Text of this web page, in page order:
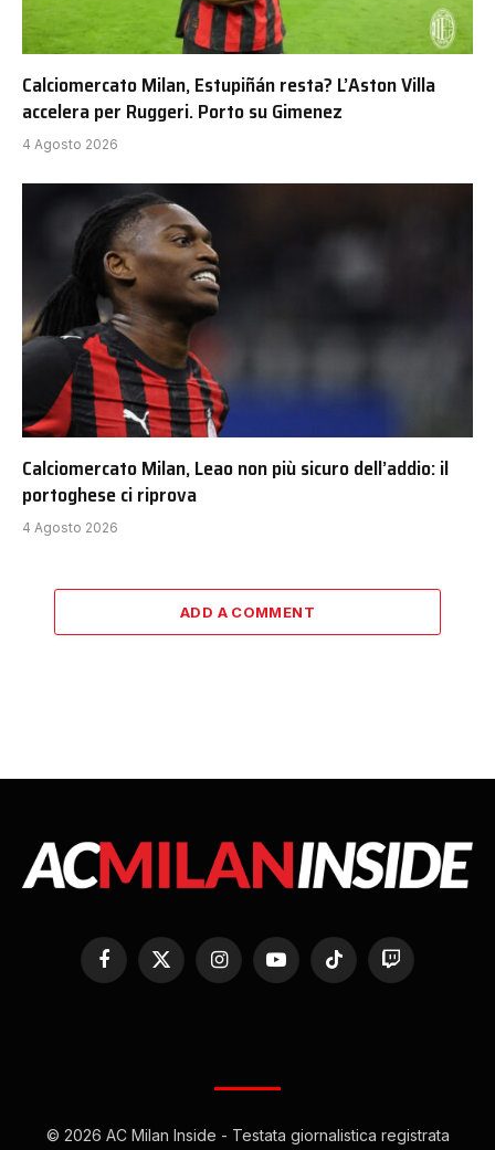
Calciomercato Milan, Estupiñán resta? L’Aston Villa
accelera per Ruggeri. Porto su Gimenez
4 Agosto 2026
Calciomercato Milan, Leao non più sicuro dell’addio: il
portoghese ci riprova
4 Agosto 2026
ADD A COMMENT
Facebook
X
InstagramYouTubeTikTok Twitch
© 2026 AC Milan Inside - Testata giornalistica registrata